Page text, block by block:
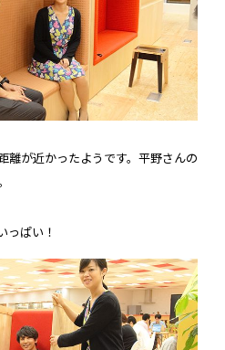
離が近かったようです。平野さんの
っぱい！